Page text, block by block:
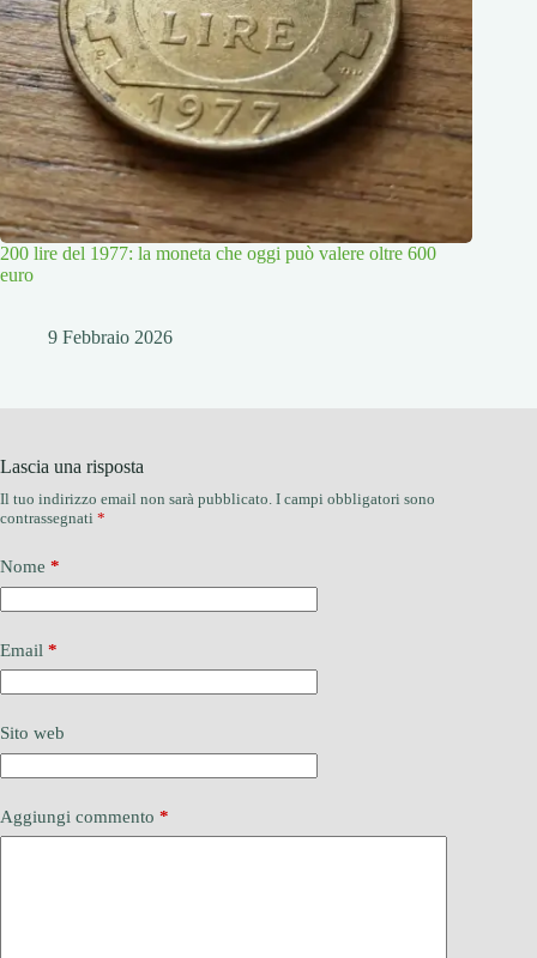
200 lire del 1977: la moneta che oggi può valere oltre 600
euro
9 Febbraio 2026
Lascia una risposta
Il tuo indirizzo email non sarà pubblicato. I campi obbligatori sono
contrassegnati *
Nome *
Email *
Sito web
Aggiungi commento *